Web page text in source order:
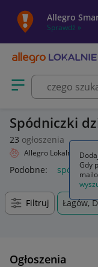
Allegro
Sprawdź »
Otwórz menu z
Spódniczki
23 ogłoszenia
Allegro Lokalnie
Podobne:
Filtruj Łagów,
Ogłoszenia
Gdy